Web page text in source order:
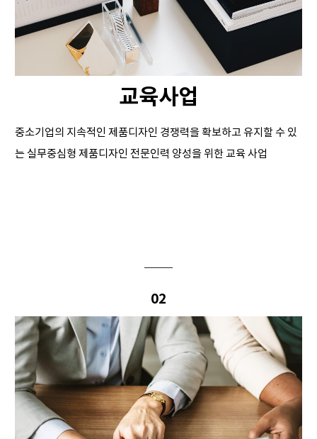
교육사업
중소기업의 지속적인 제품디자인 경쟁력을 확보하고 유지할 수 있
는 실무중심형 제품디자인 전문인력 양성을 위한 교육 사업
02